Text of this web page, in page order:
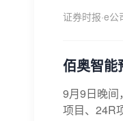
证券时报·e公
佰奥智能
9月9日晚间
项目、24R